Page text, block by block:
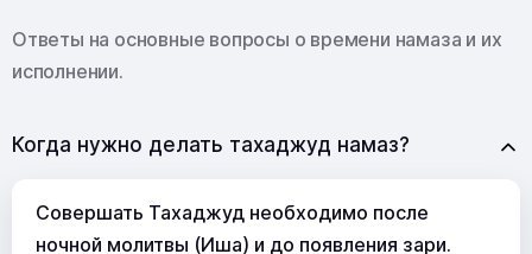
Ответы на основные вопросы о времени намаза и их
исполнении.
Когда нужно делать тахаджуд намаз?
Совершать Тахаджуд необходимо после
ночной молитвы (Иша) и до появления зари.